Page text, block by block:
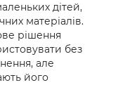
дітей,
матеріалів.
рішення
без
але
його